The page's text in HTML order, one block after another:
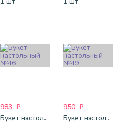
983 ₽
Букет настольный №46
950 ₽
Букет настольный №49